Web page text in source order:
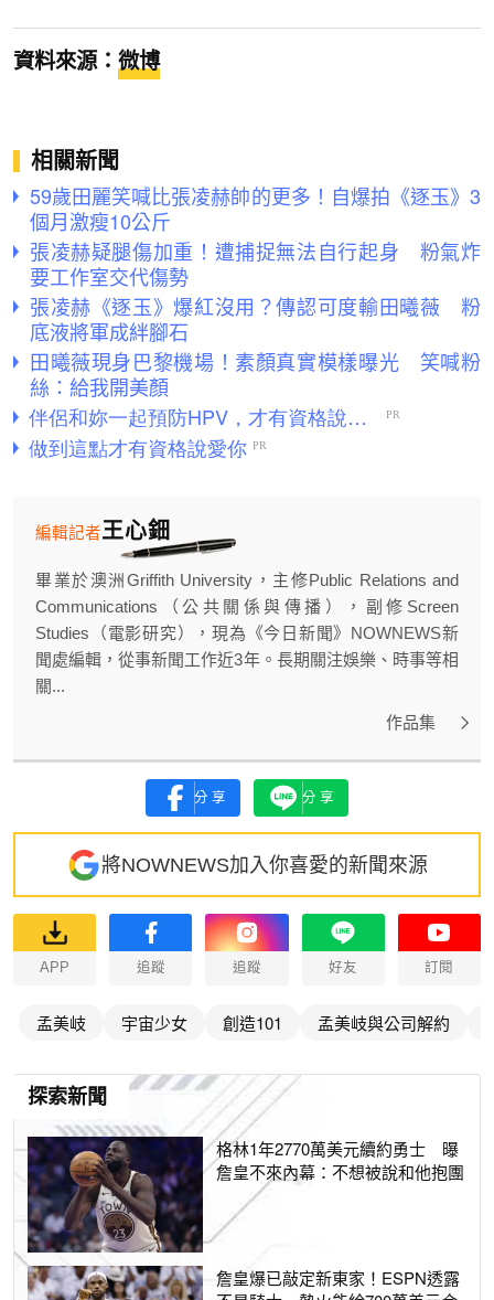
資料來源： 微博
相關新聞
59歲田麗笑喊比張凌赫帥的更多！自爆拍《逐玉》3
個月激瘦10公斤
張凌赫疑腿傷加重！遭捕捉無法自行起身 粉氣炸
要工作室交代傷勢
張凌赫《逐玉》爆紅沒用？傳認可度輸田曦薇 粉
底液將軍成絆腳石
田曦薇現身巴黎機場！素顏真實模樣曝光 笑喊粉
絲：給我開美顏
王心鈿
編輯記者
畢業於澳洲Griffith University，主修Public Relations and
Communications（公共關係與傳播），副修Screen
Studies（電影研究），現為《今日新聞》NOWNEWS新
聞處編輯，從事新聞工作近3年。長期關注娛樂、時事等相
關...
作品集
分享 分享
將NOWNEWS加入你喜愛的新聞來源
APP 追蹤 追蹤 好友 訂閱
孟美岐 宇宙少女 創造101 孟美岐與公司解約
探索新聞
格林1年2770萬美元續約勇士 曝
詹皇不來內幕：不想被說和他抱團
詹皇爆已敲定新東家！ESPN透露